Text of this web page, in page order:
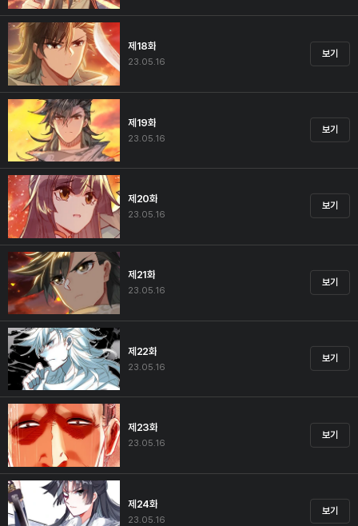
제18화
23.05.16
보기
제19화
23.05.16
보기
제20화
23.05.16
보기
제21화
23.05.16
보기
제22화
23.05.16
보기
제23화
23.05.16
보기
제24화
23.05.16
보기